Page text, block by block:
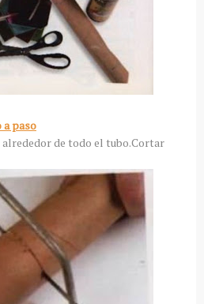
a paso
alrededor de todo el tubo.Cortar